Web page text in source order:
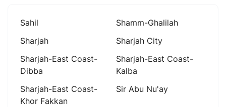
Sahil
Shamm-Ghalilah
Sharjah
Sharjah City
Sharjah-East Coast-
Dibba
Sharjah-East Coast-
Kalba
Sharjah-East Coast-
Khor Fakkan
Sir Abu Nu'ay